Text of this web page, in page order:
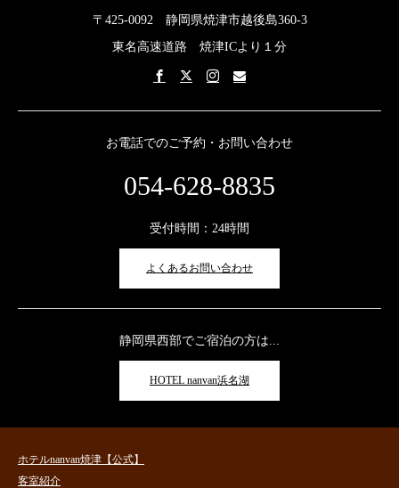
〒425-0092 静岡県焼津市越後島360-3
東名高速道路 焼津ICより１分
お電話でのご予約・お問い合わせ
054-628-8835
受付時間：24時間
よくあるお問い合わせ
静岡県西部でご宿泊の方は...
HOTEL nanvan浜名湖
ホテルnanvan焼津【公式】
客室紹介